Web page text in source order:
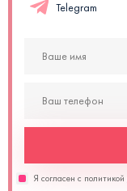
Telegram
Я согласен с политикой